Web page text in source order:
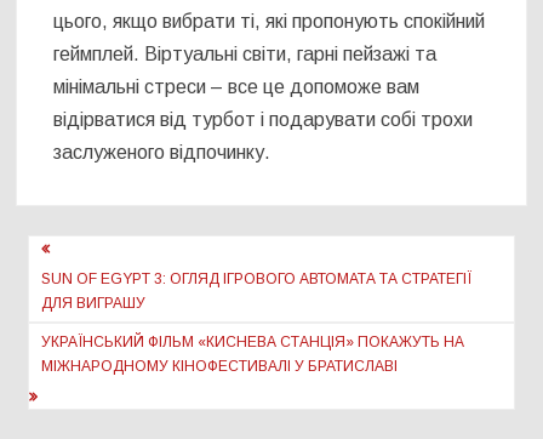
цього, якщо вибрати ті, які пропонують спокійний
геймплей. Віртуальні світи, гарні пейзажі та
мінімальні стреси – все це допоможе вам
відірватися від турбот і подарувати собі трохи
заслуженого відпочинку.
Навігація
записів
SUN OF EGYPT 3: ОГЛЯД ІГРОВОГО АВТОМАТА ТА СТРАТЕГІЇ
ДЛЯ ВИГРАШУ
УКРАЇНСЬКИЙ ФІЛЬМ «КИСНЕВА СТАНЦІЯ» ПОКАЖУТЬ НА
МІЖНАРОДНОМУ КІНОФЕСТИВАЛІ У БРАТИСЛАВІ